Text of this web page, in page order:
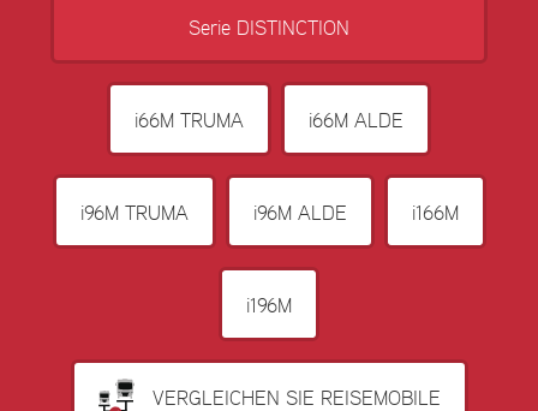
Serie DISTINCTION
i66M TRUMA i66M ALDE
i96M TRUMA i96M ALDE i166M
i196M
VERGLEICHEN SIE REISEMOBILE